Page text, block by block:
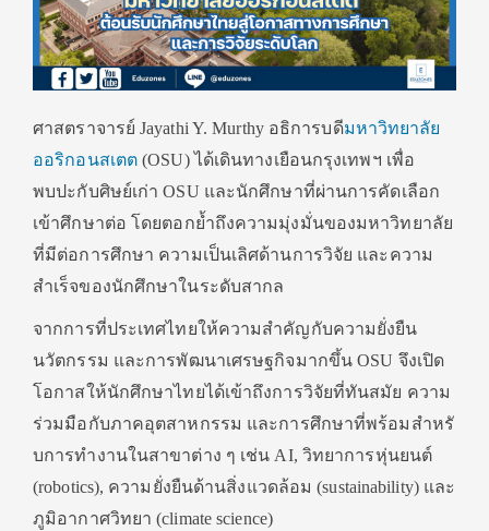
ศาสตราจารย์ Jayathi Y. Murthy อธิการบดีมหาวิทยาลัย
ออริกอนสเตต (OSU) ได้เดินทางเยือนกรุงเทพฯ เพื่อ
พบปะกับศิษย์เก่า OSU และนักศึกษาที่ผ่านการคัดเลือก
เข้าศึกษาต่อ โดยตอกย้ำถึงความมุ่งมั่นของมหาวิทยาลัย
ที่มีต่อการศึกษา ความเป็นเลิศด้านการวิจัย และความ
สำเร็จของนักศึกษาในระดับสากล
จากการที่ประเทศไทยให้ความสำคัญกับความยั่งยืน
นวัตกรรม และการพัฒนาเศรษฐกิจมากขึ้น OSU จึงเปิด
โอกาสให้นักศึกษาไทยได้เข้าถึงการวิจัยที่ทันสมัย ความ
ร่วมมือกับภาคอุตสาหกรรม และการศึกษาที่พร้อมสำหรั
บการทำงานในสาขาต่าง ๆ เช่น AI, วิทยาการหุ่นยนต์
(robotics), ความยั่งยืนด้านสิ่งแวดล้อม (sustainability) และ
ภูมิอากาศวิทยา (climate science)